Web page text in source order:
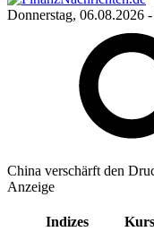
Donnerstag, 06.08.2026
China verschärft den
Anzeige
Indizes Kurs